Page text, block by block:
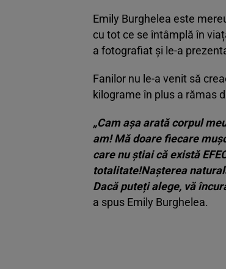
Emily Burghelea este
cu tot ce se întâmplă în
a fotografiat și le-a
Fanilor nu le-a venit să
kilograme în plus a rămas
„Cam așa arată corpul
am! Mă doare fiecare
care nu știai că există
totalitate!Nașterea
Dacă puteți alege, vă
a spus Emily Burghelea.